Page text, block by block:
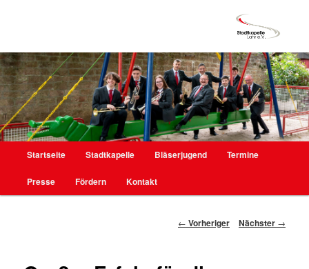
Hauptmenü
Zum
primären
Startseite Stadtkapelle Bläserjugend Termine
Presse Fördern Kontakt
Beitragsnavigation
← Vorheriger Nächster →